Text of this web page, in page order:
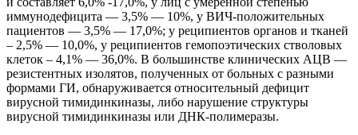
иммунодефицита — 3,5% — 10%, у ВИЧ-положительных
пациентов — 3,5% — 17,0%; у реципиентов органов и тканей
– 2,5% — 10,0%, у реципиентов гемопоэтических стволовых
клеток – 4,1% — 36,0%. В большинстве клинических АЦВ —
резистентных изолятов, полученных от больных с разными
формами ГИ, обнаруживается относительный дефицит
вирусной тимидинкиназы, либо нарушение структуры
вирусной тимидинкиназы или ДНК-полимеразы.